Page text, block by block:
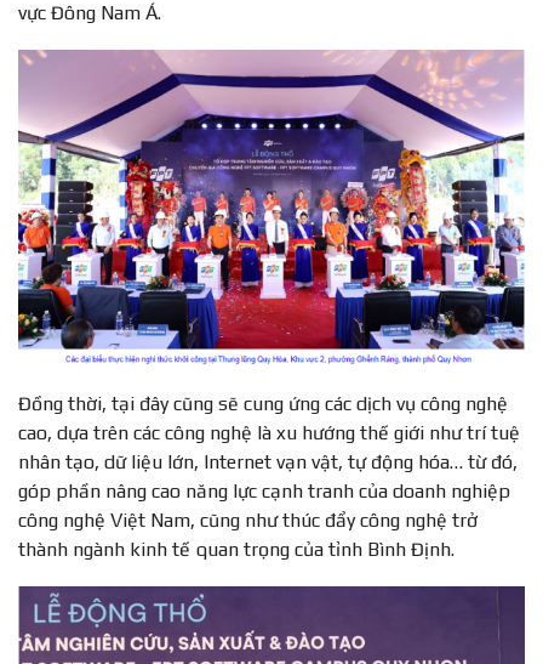
vực Đông Nam Á.
Đồng thời, tại đây cũng sẽ cung ứng các dịch vụ công nghệ
cao, dựa trên các công nghệ là xu hướng thế giới như trí tuệ
nhân tạo, dữ liệu lớn, Internet vạn vật, tự động hóa… từ đó,
góp phần nâng cao năng lực cạnh tranh của doanh nghiệp
công nghệ Việt Nam, cũng như thúc đẩy công nghệ trở
thành ngành kinh tế quan trọng của tỉnh Bình Định.